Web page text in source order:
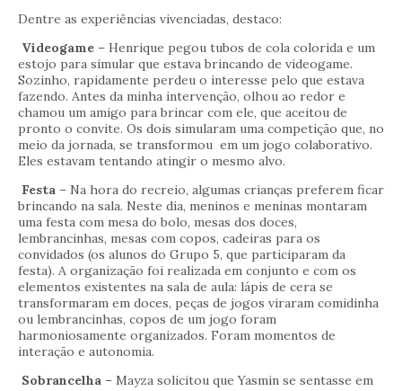
Dentre as experiências vivenciadas, destaco:
Videogame – Henrique pegou tubos de cola colorida e um
estojo para simular que estava brincando de videogame.
Sozinho, rapidamente perdeu o interesse pelo que estava
fazendo. Antes da minha intervenção, olhou ao redor e
chamou um amigo para brincar com ele, que aceitou de
pronto o convite. Os dois simularam uma competição que, no
meio da jornada, se transformou em um jogo colaborativo.
Eles estavam tentando atingir o mesmo alvo.
Festa – Na hora do recreio, algumas crianças preferem ficar
brincando na sala. Neste dia, meninos e meninas montaram
uma festa com mesa do bolo, mesas dos doces,
lembrancinhas, mesas com copos, cadeiras para os
convidados (os alunos do Grupo 5, que participaram da
festa). A organização foi realizada em conjunto e com os
elementos existentes na sala de aula: lápis de cera se
transformaram em doces, peças de jogos viraram comidinha
ou lembrancinhas, copos de um jogo foram
harmoniosamente organizados. Foram momentos de
interação e autonomia.
Sobrancelha – Mayza solicitou que Yasmin se sentasse em